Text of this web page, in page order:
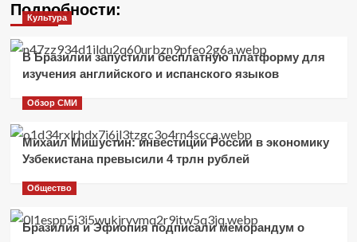
Подробности:
Культура
В Бразилии запустили бесплатную платформу для
изучения английского и испанского языков
Обзор СМИ
Михаил Мишустин: инвестиции России в экономику
Узбекистана превысили 4 трлн рублей
Общество
Бразилия и Эфиопия подписали меморандум о